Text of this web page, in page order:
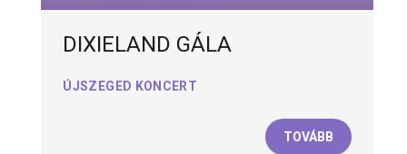
DIXIELAND GÁLA
ÚJSZEGED KONCERT
TOVÁBB